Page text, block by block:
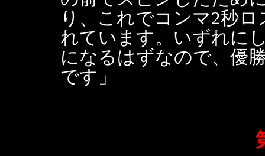
り、これでコンマ2秒
れています。いずれに
になるはずなので、優
です」